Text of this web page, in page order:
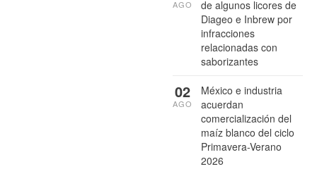
de algunos licores de
Diageo e Inbrew por
infracciones
relacionadas con
saborizantes
AGO
México e industria
acuerdan
comercialización del
maíz blanco del ciclo
Primavera-Verano
2026
02
AGO